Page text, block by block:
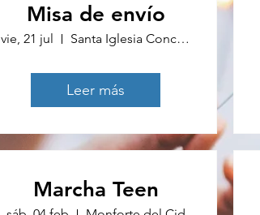
Misa de envío
vie, 21 jul Santa Iglesia Concatedral de San Nicolás
Leer más
Marcha Teen